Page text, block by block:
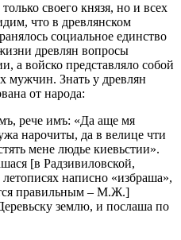
своего князя, но и всех
что в древлянском
социальное единство
древлян вопросы
а войско представляло собой
мужчин. Знать у древлян
от народа:
рече имъ: «Да аще мя
нарочиты, да в велице чти
мене людье киевьстии».
[в Радзивиловской,
написно «избраша»,
правильным – М.Ж.]
землю, и послаша по